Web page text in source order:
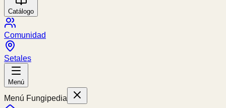
Catálogo
Comunidad
Setales
Menú
Menú Fungipedia